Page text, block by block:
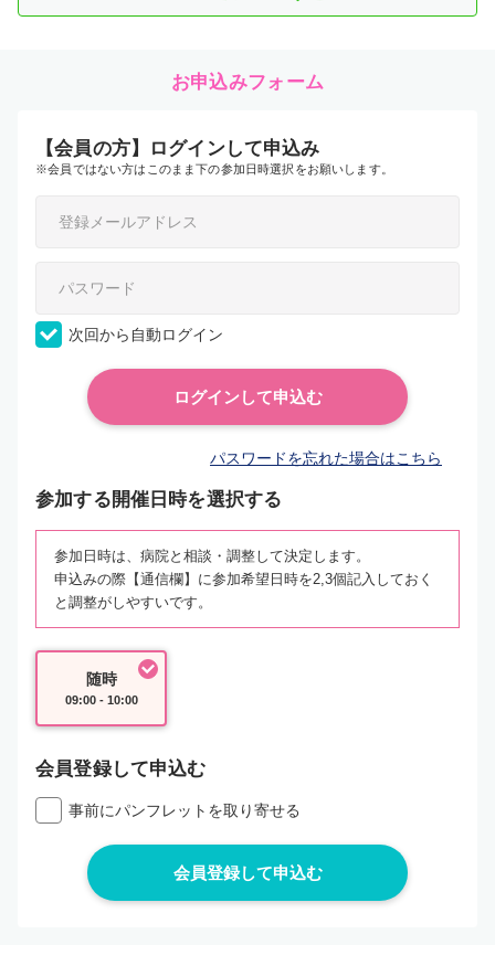
お申込みフォーム
【会員の方】ログインして申込み
※会員ではない方はこのまま下の参加日時選択をお願いします。
次回から自動ログイン
パスワードを忘れた場合はこちら
参加する開催日時を選択する
参加日時は、病院と相談・調整して決定します。
申込みの際【通信欄】に参加希望日時を2,3個記入しておく
と調整がしやすいです。
随時
09:00 - 10:00
会員登録して申込む
事前にパンフレットを取り寄せる